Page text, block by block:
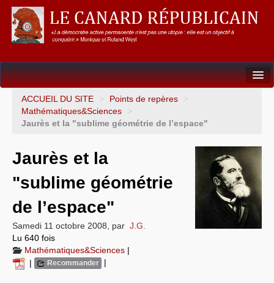
Dossiers
L’Union européenne
Gouvernance mondiale & mondialisation
Résistances
L’Empire américain
ACCUEIL DU SITE > Points de repères
>
Mathématiques&Sciences
>
Jaurès et la "sublime géométrie de l’espace"
Jaurès et la
"sublime géométrie
de l’espace"
Samedi 11 octobre 2008 par J.G.
Lu 640 fois
Mathématiques&Sciences |
|
Recommander |